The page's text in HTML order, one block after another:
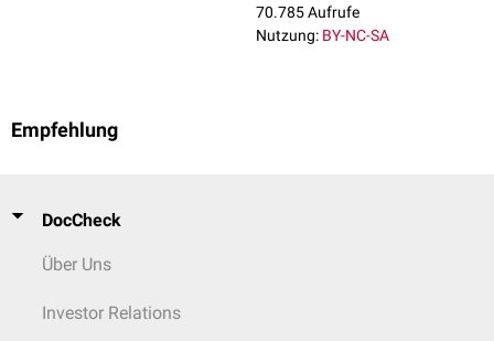
70.785 Aufrufe
Nutzung: BY-NC-SA
Empfehlung
DocCheck
Über Uns
Investor Relations